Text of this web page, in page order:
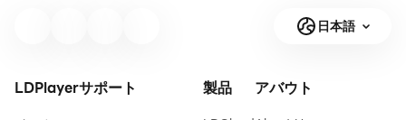
日本語
LDPlayerサポート 製品 アバウト